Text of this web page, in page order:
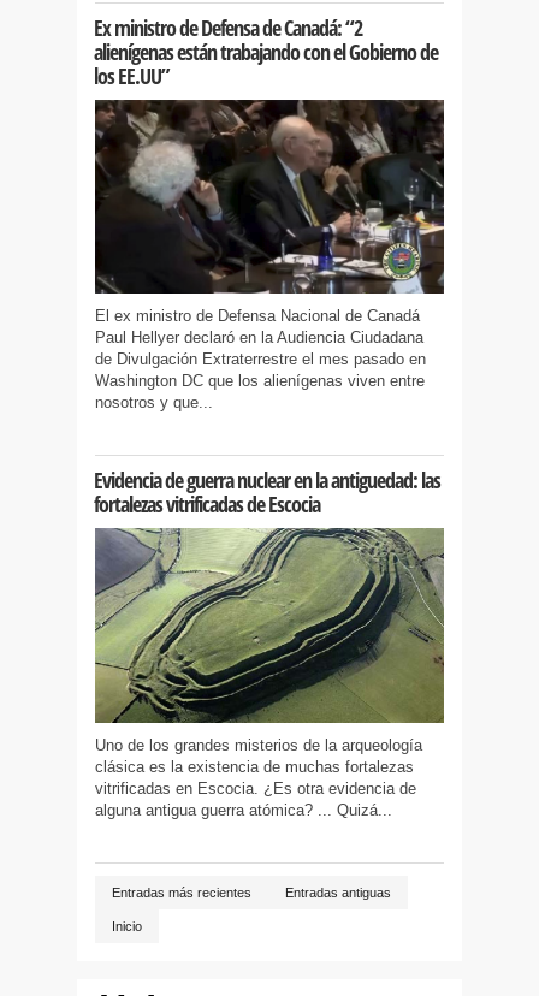
Ex ministro de Defensa de Canadá: “2
alienígenas están trabajando con el Gobierno de
los EE.UU”
El ex ministro de Defensa Nacional de Canadá
Paul Hellyer declaró en la Audiencia Ciudadana
de Divulgación Extraterrestre el mes pasado en
Washington DC que los alienígenas viven entre
nosotros y que...
Evidencia de guerra nuclear en la antiguedad: las
fortalezas vitrificadas de Escocia
Uno de los grandes misterios de la arqueología
clásica es la existencia de muchas fortalezas
vitrificadas en Escocia. ¿Es otra evidencia de
alguna antigua guerra atómica? ... Quizá...
Entradas más recientes Entradas antiguas
Inicio